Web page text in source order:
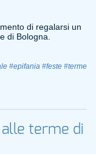
di regalarsi un
di Bologna.
#epifania #feste #terme
alle terme di